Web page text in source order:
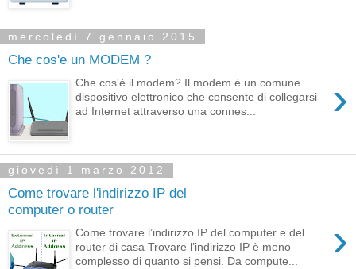
mercoledì 7 gennaio 2015
Che cos'e un MODEM ?
›
Che cos'è il modem? Il modem è un comune
dispositivo elettronico che consente di collegarsi
ad Internet attraverso una connes...
giovedì 1 marzo 2012
Come trovare l'indirizzo IP del
computer o router
›
Come trovare l’indirizzo IP del computer e del
router di casa Trovare l’indirizzo IP è meno
complesso di quanto si pensi. Da compute...